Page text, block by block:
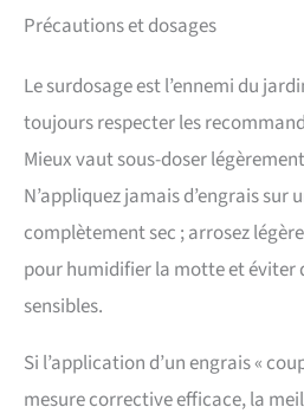
Précautions et dosages
Le surdosage est l’ennemi du
toujours respecter les
Mieux vaut sous-doser
N’appliquez jamais d’engrais sur
complètement sec ; arrosez
pour humidifier la motte et éviter
sensibles.
Si l’application d’un engrais «
mesure corrective efficace, la